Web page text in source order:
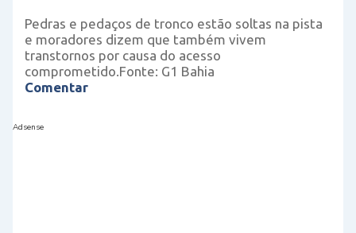
Pedras e pedaços de tronco estão soltas na pista
e moradores dizem que também vivem
transtornos por causa do acesso
comprometido.Fonte: G1 Bahia
Comentar
Adsense